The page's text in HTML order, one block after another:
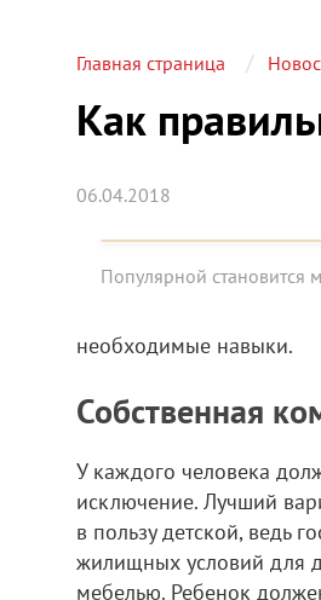
Главная страница
Как
06.04.2018
Популярной становится
необходимые навыки.
Собственная
У каждого человека
исключение. Лучший
в пользу детской, ведь
жилищных условий для
мебелью. Ребенок